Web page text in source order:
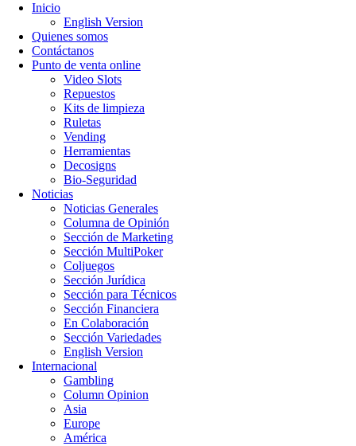
Inicio
English Version
Quienes somos
Contáctanos
Punto de venta online
Video Slots
Repuestos
Kits de limpieza
Ruletas
Vending
Herramientas
Decosigns
Bio-Seguridad
Noticias
Noticias Generales
Columna de Opinión
Sección de Marketing
Sección MultiPoker
Coljuegos
Sección Jurídica
Sección para Técnicos
Sección Financiera
En Colaboración
Sección Variedades
English Version
Internacional
Gambling
Column Opinion
Asia
Europe
América